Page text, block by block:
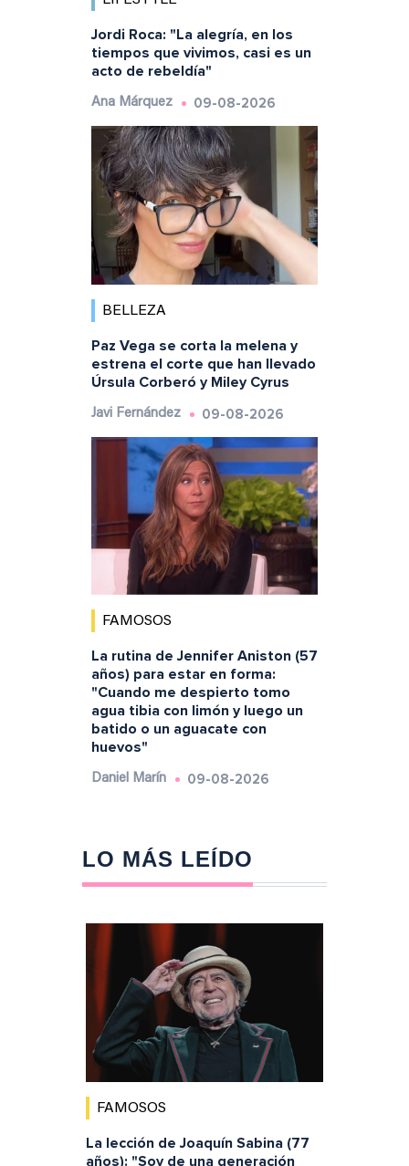
Jordi Roca: "La alegría, en los
tiempos que vivimos, casi es un
acto de rebeldía"
Ana Márquez 09-08-2026
BELLEZA
Paz Vega se corta la melena y
estrena el corte que han llevado
Úrsula Corberó y Miley Cyrus
Javi Fernández 09-08-2026
FAMOSOS
La rutina de Jennifer Aniston (57
años) para estar en forma:
"Cuando me despierto tomo
agua tibia con limón y luego un
batido o un aguacate con
huevos"
Daniel Marín 09-08-2026
LO MÁS LEÍDO
FAMOSOS
La lección de Joaquín Sabina (77
años): "Soy de una generación